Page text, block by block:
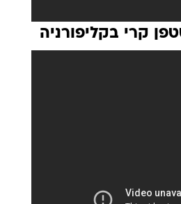
קרי בקליפורניה